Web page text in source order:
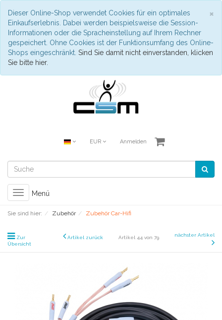
×
Dieser Online-Shop verwendet Cookies für ein optimales
Einkaufserlebnis. Dabei werden beispielsweise die Session-
Informationen oder die Spracheinstellung auf Ihrem Rechner
gespeichert. Ohne Cookies ist der Funktionsumfang des Online-
Shops eingeschränkt. Sind Sie damit nicht einverstanden, klicken
Sie bitte hier.
EUR Anmelden
Toggle
navigation
Menü
Sie sind hier: Zubehör Zubehör Car-Hifi
Zur
Übersicht
Artikel zurück Artikel 44 von 79 nächster Artikel